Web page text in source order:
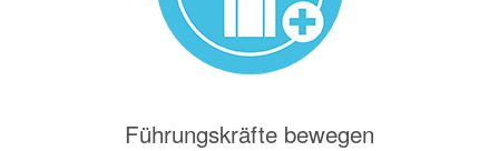
Führungskräfte bewegen